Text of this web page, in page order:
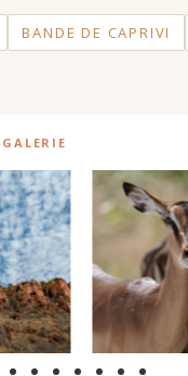
BANDE DE CAPRIVI
GALERIE